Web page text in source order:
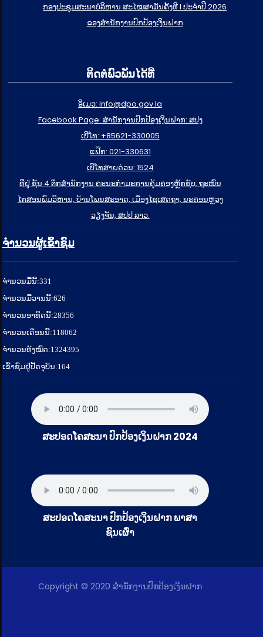
ກອງປະຊຸມສະພາບໍລິຫານ ສະໄໝສາມັນຄັ້ງທີ I ປະຈຳປີ 2026
ຂອງສຳນັກງານປົກປ້ອງເງິນຝາກ
ຕິດຕໍ່ພົວພັນໄດ້ທີ່
ອິເມວ: info@dpo.gov.la
Facebook Page: ສໍານັກງານປົກປ້ອງເງິນຝາກ: ສປງ
ເບີໂທ: +85621-330005
ແຟ໊ກ: 021-330631
ເບີໂທສາຍດ່ວນ: 1524
ທີ່ຢູ່ ຊັ້ນ 4 ຕຶກສຳນັກງານ ຄະນະກຳມະການຄຸ້ມຄອງຫຼັກຊັບ, ຖະໜົນ
ໄກສອນພົມວິຫານ, ບ້ານໂພນສະອາດ, ເມືອງໄຊເສດຖາ, ນະຄອນຫຼວງ
ວຽງຈັນ, ສປປ ລາວ.
ຈຳນວນຜູ້ເຂົ້າຊົມ
ຈໍານວນມື້ນີ້:331
ຈໍານວນມື້ວານນີ້:626
ຈໍານວນອາທິດນີ້:28356
ຈໍານວນເດືອນນີ້:118062
ຈຳນວນທັງໝົດ:1324395
ເຂົ້າຊົມຢູ່ປັດຈຸບັນ:164
ສະປອດໂຄສະນາ ປົກປ້ອງເງິນຝາກ 2024
ສະປອດໂຄສະນາ ປົກປ້ອງເງິນຝາກ ພາສາ
ຊົນເຜົ່າ
Copyright © 2020 ສໍານັກງານປົກປ້ອງເງິນຝາກ